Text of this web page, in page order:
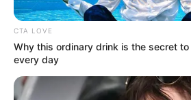
CTA LOVE
Why this ordinary drink is the secret
every day